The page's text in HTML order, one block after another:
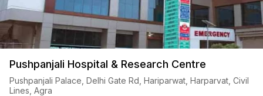
Pushpanjali Hospital & Research Centre
Pushpanjali Palace, Delhi Gate Rd, Hariparwat, Harparvat, Civil
Lines, Agra